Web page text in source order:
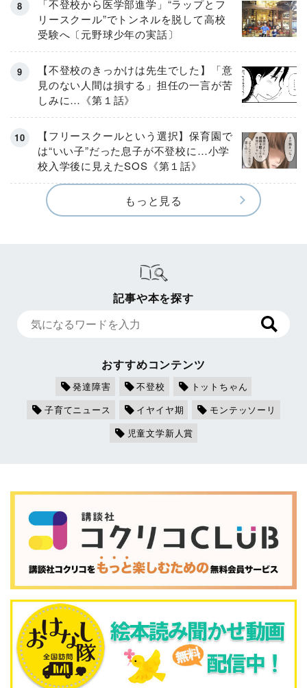
「不登校から医学部進学」“ラップとフ
リースクール”でトンネルを脱して高校
受験へ〔元野球少年の実話〕
【不登校のきっかけは先生でした】「意
見のない人間は損する」担任の一言が苦
しみに…《第１話》
【フリースクールという選択】保育園で
は“いい子”だった息子が不登校に…小学
校入学後に見えたSOS《第１話》
もっと見る
記事や本を探す
おすすめコンテンツ
発達障害 不登校
トットちゃん
子育てニュース
イヤイヤ期
モンテッソーリ
児童文学新人賞